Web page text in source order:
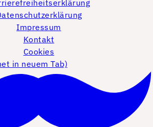
Impressum
Kontakt
Cookies
in neuem Tab)